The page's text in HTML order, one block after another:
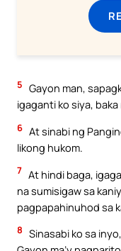
5 Gayon man,
igaganti ko siya,
6 At sinabi ng
likong hukom.
7 At hindi baga,
na sumisigaw sa
pagpapahinuhod sa
8 Sinasabi ko sa